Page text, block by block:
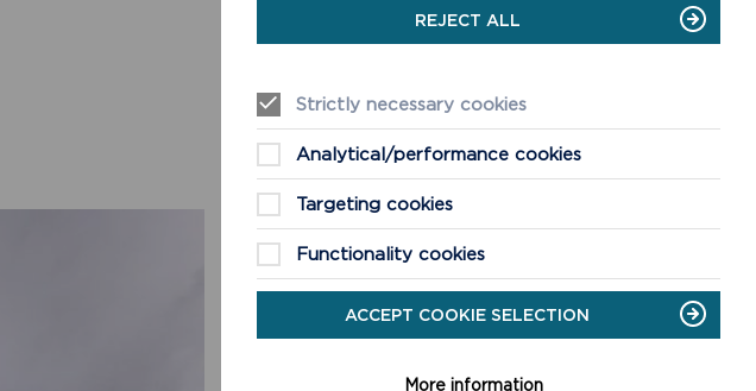
TROSOLWG O GYNLLUNIAU
LAWRLWYTHWCH ASESIAD
SG SIR BENFRO -
STRATEGAETHAU PLANNU
COED TREFOL A
PHEILLWYR (PDF) (AGOR
MEWN FFENEST NEWYDD)
REJECT ALL
Strictly necessary cookies
Analytical/performance cookies
Targeting cookies
Functionality cookies
ACCEPT COOKIE SELECTION
More information